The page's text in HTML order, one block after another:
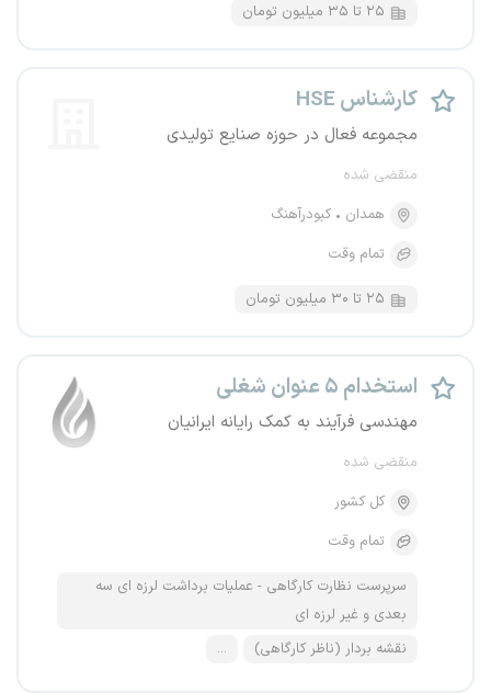
۲۵ تا ۳۵ میلیون تومان
کارشناس HSE
مجموعه فعال در حوزه صنایع تولیدی
منقضی شده
همدان
کبودرآهنگ
تمام وقت
۲۵ تا ۳۰ میلیون تومان
استخدام ۵ عنوان شغلی
مهندسی فرآیند به کمک رایانه ایرانیان
منقضی شده
کل کشور
تمام وقت
سرپرست نظارت کارگاهی - عملیات برداشت لرزه ای سه
بعدی و غیر لرزه ای
نقشه بردار (ناظر کارگاهی)
...